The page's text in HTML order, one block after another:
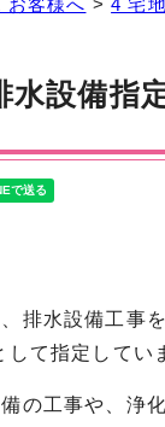
お客様へ >4 宅
水設備指
排水設備工事
て指定してい
の工事や、浄